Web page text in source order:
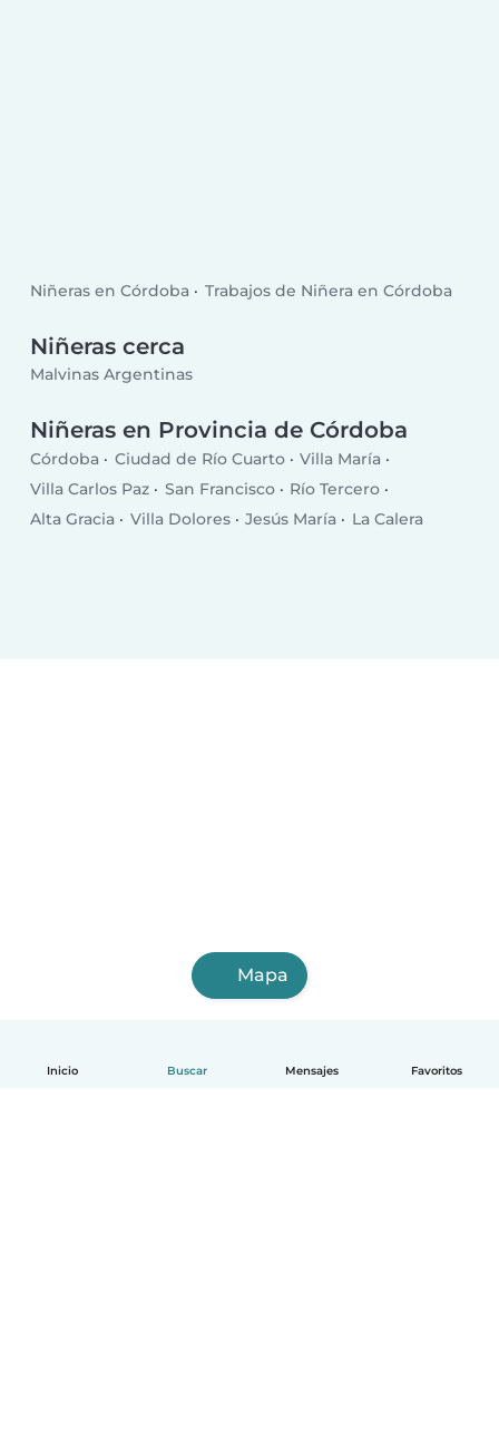
Inicio Buscar Mensajes Favoritos
Niñeras en Córdoba Trabajos de Niñera en Córdoba
Niñeras cerca
Malvinas Argentinas
Niñeras en Provincia de Córdoba
Córdoba Ciudad de Río Cuarto
Villa María
Villa Carlos Paz
San Francisco
Río Tercero
Alta Gracia
Villa Dolores Jesús María La Calera
Mapa